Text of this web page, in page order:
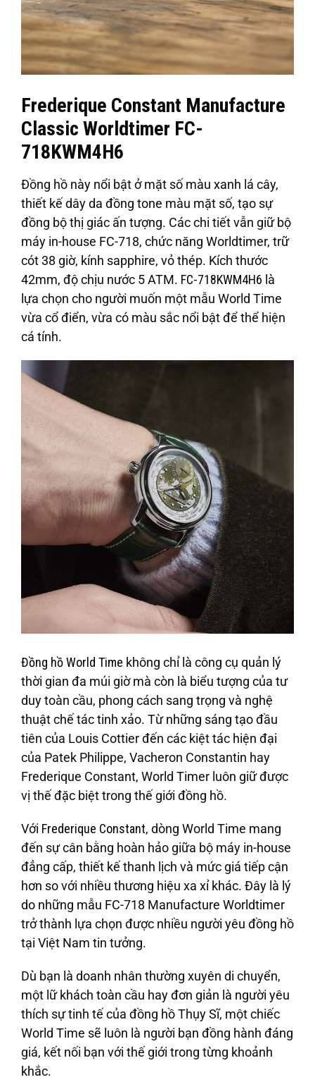
Frederique Constant Manufacture
Classic Worldtimer FC-
718KWM4H6
Đồng hồ này nổi bật ở mặt số màu xanh lá cây,
thiết kế dây da đồng tone màu mặt số, tạo sự
đồng bộ thị giác ấn tượng. Các chi tiết vẫn giữ bộ
máy in-house FC-718, chức năng Worldtimer, trữ
cót 38 giờ, kính sapphire, vỏ thép. Kích thước
42mm, độ chịu nước 5 ATM. FC-718KWM4H6 là
lựa chọn cho người muốn một mẫu World Time
vừa cổ điển, vừa có màu sắc nổi bật để thể hiện
cá tính.
Đồng hồ World Time không chỉ là công cụ quản lý
thời gian đa múi giờ mà còn là biểu tượng của tư
duy toàn cầu, phong cách sang trọng và nghệ
thuật chế tác tinh xảo. Từ những sáng tạo đầu
tiên của Louis Cottier đến các kiệt tác hiện đại
của Patek Philippe, Vacheron Constantin hay
Frederique Constant, World Timer luôn giữ được
vị thế đặc biệt trong thế giới đồng hồ.
Với Frederique Constant, dòng World Time mang
đến sự cân bằng hoàn hảo giữa bộ máy in-house
đẳng cấp, thiết kế thanh lịch và mức giá tiếp cận
hơn so với nhiều thương hiệu xa xỉ khác. Đây là lý
do những mẫu FC-718 Manufacture Worldtimer
trở thành lựa chọn được nhiều người yêu đồng hồ
tại Việt Nam tin tưởng.
Dù bạn là doanh nhân thường xuyên di chuyển,
một lữ khách toàn cầu hay đơn giản là người yêu
thích sự tinh tế của đồng hồ Thụy Sĩ, một chiếc
World Time sẽ luôn là người bạn đồng hành đáng
giá, kết nối bạn với thế giới trong từng khoảnh
khắc.